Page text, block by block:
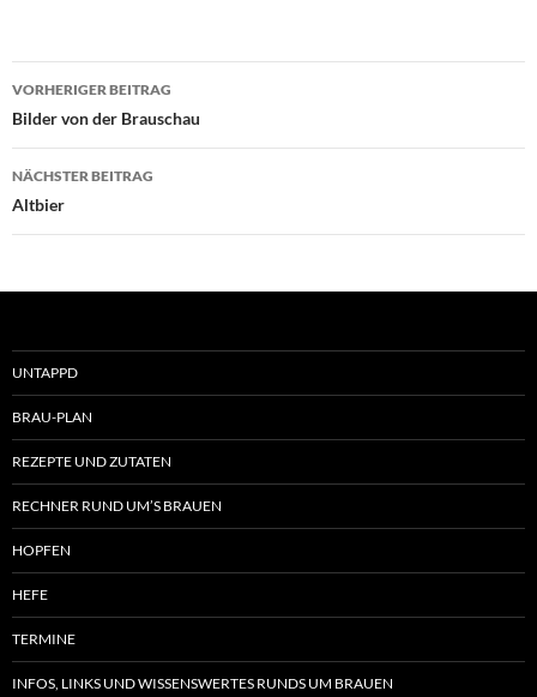
Beitragsnavigation
VORHERIGER BEITRAG
Bilder von der Brauschau
NÄCHSTER BEITRAG
Altbier
UNTAPPD
BRAU-PLAN
REZEPTE UND ZUTATEN
RECHNER RUND UM’S BRAUEN
HOPFEN
HEFE
TERMINE
INFOS, LINKS UND WISSENSWERTES RUNDS UM BRAUEN